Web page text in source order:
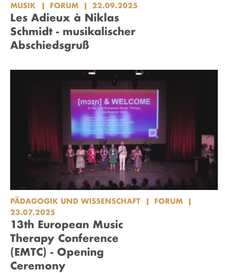
MUSIK FORUM 22.09.2025
Les Adieux à Niklas
Schmidt - musikalischer
Abschiedsgruß
PÄDAGOGIK UND WISSENSCHAFT
FORUM
23.07.2025
13th European Music
Therapy Conference
(EMTC) - Opening
Ceremony